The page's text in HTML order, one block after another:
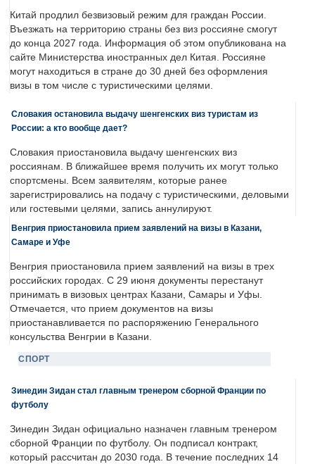
Китай продлил безвизовый режим для граждан России.
Въезжать на территорию страны без виз россияне смогут
до конца 2027 года. Информация об этом опубликована на
сайте Министерства иностранных дел Китая. Россияне
могут находиться в стране до 30 дней без оформления
визы в том числе с туристическими целями.
Словакия остановила выдачу шенгенских виз туристам из
России: а кто вообще дает?
Словакия приостановила выдачу шенгенских виз
россиянам. В ближайшее время получить их могут только
спортсмены. Всем заявителям, которые ранее
зарегистрировались на подачу с туристическими, деловыми
или гостевыми целями, запись аннулируют.
Венгрия приостановила прием заявлений на визы в Казани,
Самаре и Уфе
Венгрия приостановила прием заявлений на визы в трех
российских городах. С 29 июня документы перестанут
принимать в визовых центрах Казани, Самары и Уфы.
Отмечается, что прием документов на визы
приостанавливается по распоряжению Генерального
консульства Венгрии в Казани.
СПОРТ
Зинедин Зидан стал главным тренером сборной Франции по
футболу
Зинедин Зидан официально назначен главным тренером
сборной Франции по футболу. Он подписал контракт,
который рассчитан до 2030 года. В течение последних 14